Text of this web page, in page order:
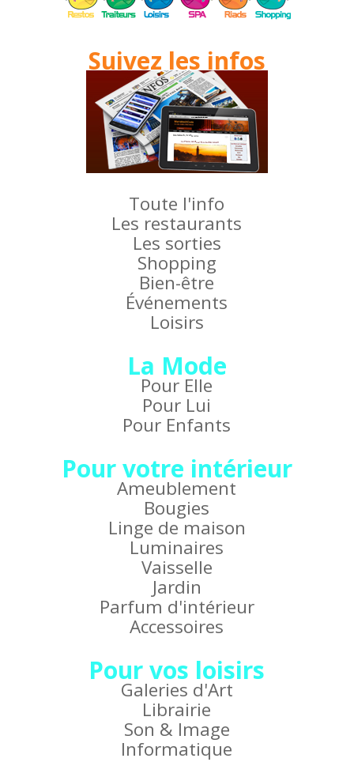
Suivez les infos
Toute l'info
Les restaurants
Les sorties
Shopping
Bien-être
Événements
Loisirs
La Mode
Pour Elle
Pour Lui
Pour Enfants
Pour votre intérieur
Ameublement
Bougies
Linge de maison
Luminaires
Vaisselle
Jardin
Parfum d'intérieur
Accessoires
Pour vos loisirs
Galeries d'Art
Librairie
Son & Image
Informatique